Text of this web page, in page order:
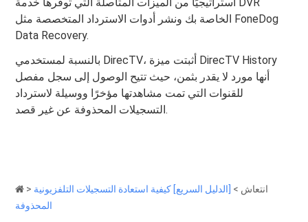
الخاصة بك ونشر أدوات الاسترداد المتخصصة مثل FoneDog
Data Recovery.
بالنسبة لمستخدمي DirecTV، أثبتت ميزة DirecTV History
أنها مورد لا يقدر بثمن، حيث تتيح الوصول إلى سجل مفصل
للقنوات التي تمت مشاهدتها مؤخرًا ووسيلة لاسترداد
التسجيلات المحذوفة عن غير قصد.
> انتعاش > [الدليل السريع] كيفية استعادة التسجيلات التلفزيونية
المحذوفة